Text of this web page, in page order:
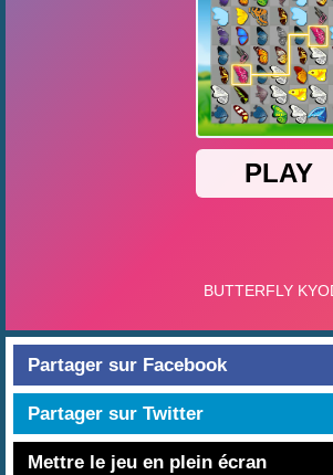
Partager sur Facebook
Partager sur Twitter
Mettre le jeu en plein écran